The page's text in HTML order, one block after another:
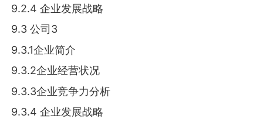
9.2.4 企业发展战略
9.3 公司3
9.3.1企业简介
9.3.2企业经营状况
9.3.3企业竞争力分析
9.3.4 企业发展战略